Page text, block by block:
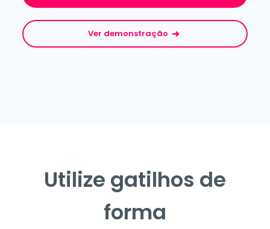
Ver demonstração
Utilize gatilhos de
forma